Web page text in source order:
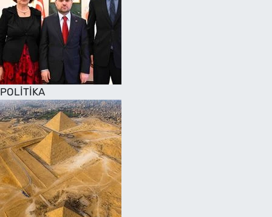
POLİTİKA